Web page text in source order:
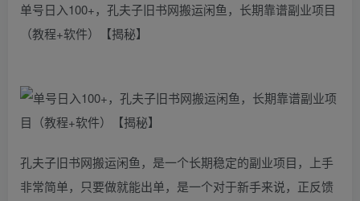
单号日入100+，孔夫子旧书网搬运闲鱼，长期靠谱副业项目
（教程+软件）【揭秘】
孔夫子旧书网搬运闲鱼，是一个长期稳定的副业项目，上手
非常简单，只要做就能出单，是一个对于新手来说，正反馈